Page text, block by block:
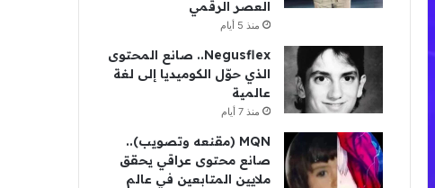
العصر الرقمي
منذ 5 أيام
Negusflex.. صانع المحتوى
الذي حوّل الكوميديا إلى لغة
عالمية
منذ 7 أيام
MQN (مقنعه وتصويب)..
صانع محتوى عراقي يحقق
ملايين المتابعين في عالم